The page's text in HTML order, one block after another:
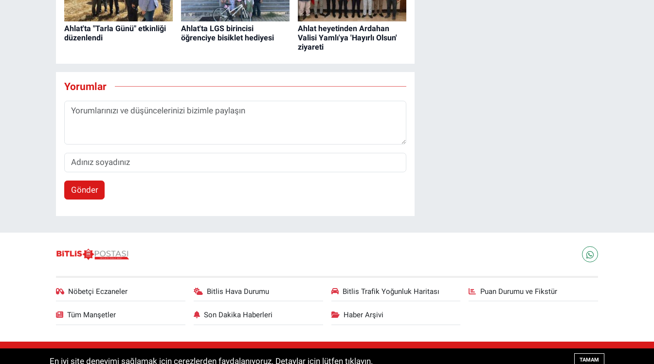
Ahlat'ta "Tarla Günü" etkinliği
düzenlendi
Ahlat'ta LGS birincisi
öğrenciye bisiklet hediyesi
Ahlat heyetinden Ardahan
Valisi Yamlı'ya 'Hayırlı Olsun'
ziyareti
Yorumlar
Gönder
Nöbetçi Eczaneler Bitlis Hava Durumu Bitlis Trafik Yoğunluk Haritası Puan Durumu ve Fikstür
Tüm Manşetler Son Dakika Haberleri Haber Arşivi
RSS © 2025 Bitlis Postası | Tüm hakları saklıdır. Haberler kaynak gösterilmeden alıntılanamaz. TE Bilişim
En iyi site deneyimi sağlamak için çerezlerden faydalanıyoruz. Detaylar için lütfen tıklayın. TAMAM